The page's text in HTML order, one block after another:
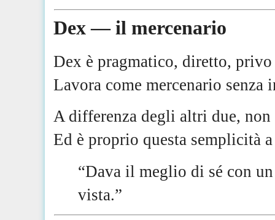
Dex — il mercenario
Dex è pragmatico, diretto,
Lavora come mercenario senza
A differenza degli altri due,
Ed è proprio questa semplicità
“Dava il meglio di sé con
vista.”